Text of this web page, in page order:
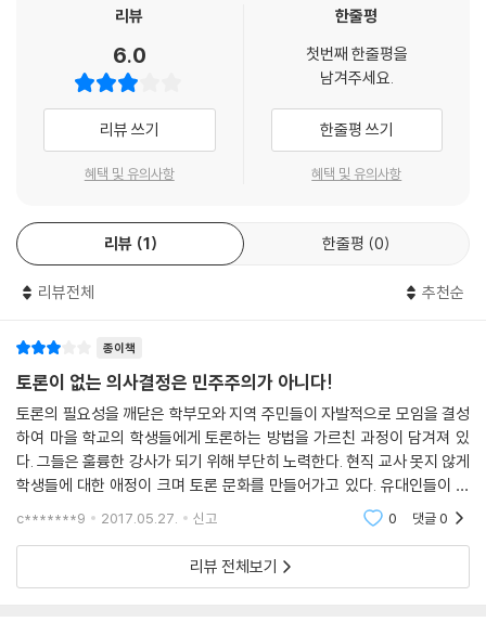
론, 중·고등학생도 잘 모르고 있었습니다. 피라미드 토론을 준비하면서 우
리는 주제 선정에 고심했습니다. 생각을 나누다가 학교 밖에서 하는 토론
이니만큼 조금 자유롭게 해보자는데 의견이 모아졌습니다. 우리는 ‘땡땡이
라는 단어를 써도 되나?’라고 고민하다가 아이들이 실제 사용하는 살아있
는 언어를 사용하기로 결정했습니다. 그래서 나온 주제가 바로 ‘하루 땡땡
이 치고 가고 싶은 곳’이었습니다. 피라미드 토론의 주제를 제시하자 학생
들도, 강사도 웃음이 빵 터졌습니다. 학생들은 상상만 해도 즐겁나 봅니다.
음엔 우물쭈물 하던 아이들이 각자 포스트잇 4장을 꺼내놓고 가고 싶은 이
유를 설명하기 시작합니다. 쉽게 일치된 장소도 있고 팽팽하게 맞서는 다
득합니다. 물론 ‘그냥’이라고 말하며 대충 넉 장을 고르자고 하는 모둠도 있
에 없었습니다.
---「11장, 김미순, 배움의 실천3 토론 캠프에서」중에서
마을교육공동체는 ‘마을학교’, ‘온 마을 학교’ 등으로 운영됩니다. 마을이
학교가 되는 마을학교가 있으니 마을교사가 필요합니다. 기존의 교사가 아
닌, 마을 사람들이 일종의 교사가 되는 마을교사는 요즈음의 새로운 문화
가 아닐까 합니다. 마을에는 제빵사나 미용사, 집배원, 버스 운전사, 시장
약품에 대한 생생한 배움이 가능합니다. 시장에서는 신선한 채소와 생선,
간단한 간식거리 등을 배울 수 있습니다. 바리스타나 요리사도 있으며, 어
다. 그러나 협력 토론은 달랐다. 쉽고 재미나게 모두가 참여할 수 있는 공동
체적 토론이다. 어찌 아니 퍼질 수 없으랴!
토론, 마을에서 꽃 피우자
최고봉 선생님을 통해 토론을 배운 마을의 전사들이 강원도 방방곡곡을 누
비면서 토론의 결실을 맺고 있다. 홍천을 비롯해 춘천, 화천, 삼척, 동해 등
램과 결합하면서 울고 웃고 이야기를 나누고 꽃 피웠다. 아이들은 마을을
배웠고 나아가 학교와 더불어 공존하며 삶을 풍요롭게 채워나가기 시작했
다. 교육은 학교에서만 이루어지지 않으며 마을이야말로 한 아이를 길러내
정이 한 권의 책으로 결실을 맺었다.
로 진행되는 강원도 토론교육은 전국의 모델이 되기에 충분하다. 학부모로
하나의 모범을 만날 수 있는 기회가 되기에 충분하다고 느끼기에 그런 분
들에게는 일독을 권한다.
- 김전승 (사단법인 흥사단 사무총장)
『토론의 전사5』의 탄생은 『토론의 전사』 시리즈에 큰 의미를 부여한다.
다. 이제 토론이 기초가 되는 토론의 철학, 방법을 다룬 책은 많다. 그 너머
의 토론을 고민할 시점이다. 그런 마당에 나온 『토론의 전사5』는 한국 사회
최초의 토론교육협동조합 실천 활동 모음이다.
토론을 공부해야 하는 이유가 삶으로 담겨 있고, 실천으로 펼쳐진다. 학교
모 지역 활동가의 경계도 사라진다. 모두가 모두에게 배우고 가르치는 토
론 배움 한 마당이 진솔하고도 유쾌하게 펼쳐진다.
전사 시리즈에 합류한 최고봉 선생님과 마을을 새롭게 열어가는 토론의 전
사들을 가슴 뜨겁게 환영한다.
리뷰
6.0
리뷰 쓰기
혜택 및 유의사항
한줄평
첫번째 한줄평을
남겨주세요.
한줄평 쓰기
혜택 및 유의사항
리뷰 1 한줄평 0
리뷰전체 추천순
종이책
토론이 없는 의사결정은 민주주의가 아니다!
토론의 필요성을 깨닫은 학부모와 지역 주민들이 자발적으로 모임을 결성
하여 마을 학교의 학생들에게 토론하는 방법을 가르친 과정이 담겨져 있
다. 그들은 훌륭한 강사가 되기 위해 부단히 노력한다. 현직 교사 못지 않게
학생들에 대한 애정이 크며 토론 문화를 만들어가고 있다. 유대인들이 멘
쉬라고 부르는 주위로부터 신뢰를 받는 이들이다. 자신이 갖고 있는 지식
c*******9 2017.05.27. 신고 0 댓글0
리뷰 전체보기